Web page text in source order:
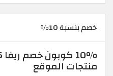
خصم بنسبة 10%
منتجات الموقع